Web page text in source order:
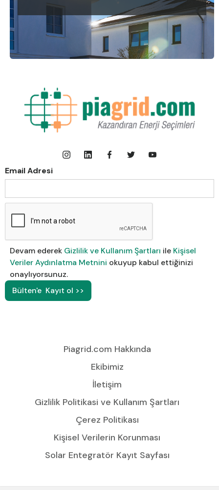
Email Adresi
Devam ederek Gizlilik ve Kullanım Şartları ile Kişisel
Veriler Aydınlatma Metnini okuyup kabul ettiğinizi
onaylıyorsunuz.
Piagrid.com Hakkında
Ekibimiz
İletişim
Gizlilik Politikasi ve Kullanım Şartları
Çerez Politikası
Kişisel Verilerin Korunması
Solar Entegratör Kayıt Sayfası